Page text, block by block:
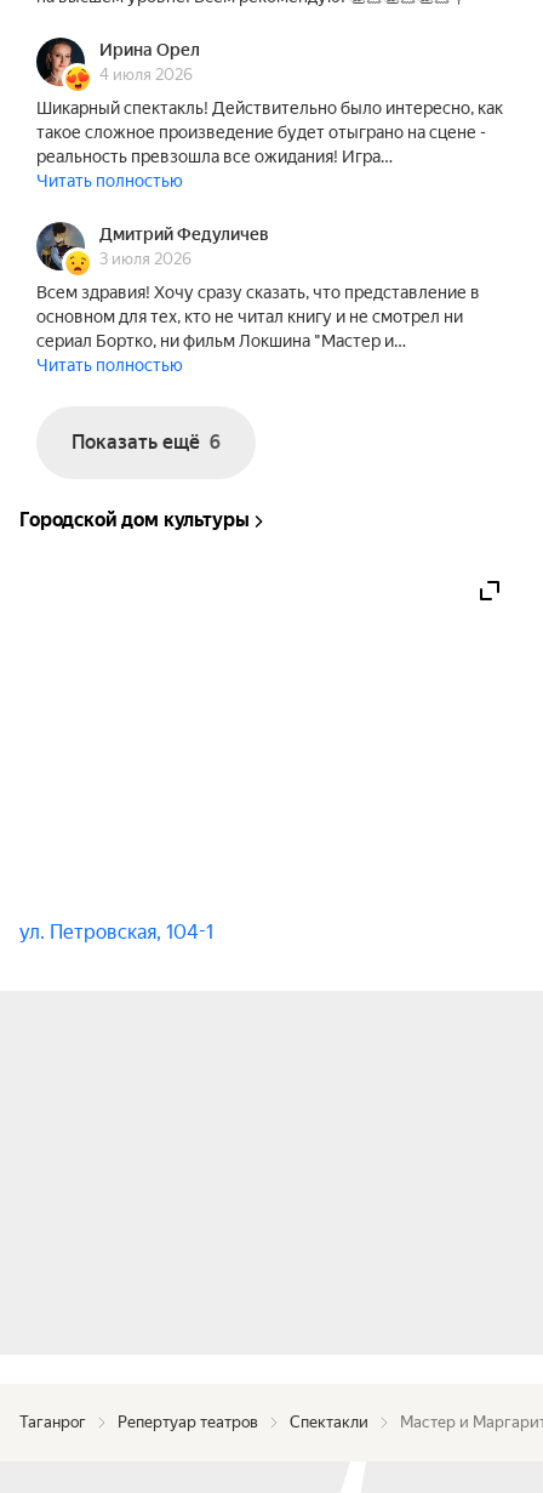
Спектакль «Мастер и Маргарита» уже 20 лет
радует зрителей и заслужил репутацию самого
популярного в странах СНГ и за рубежом. Он
стал подлинным шедевром искусства театра
двадцать первого века.
изменения без дополнительного уведомления.
Продолжительность : 2 часа 20 минут с учетом 1
антракта.
Ирина Орел
4 июля 2026
Шикарный спектакль! Действительно было интересно, как
такое сложное произведение будет отыграно на сцене -
реальность превзошла все ожидания! Игра…
Читать полностью
Дмитрий Федуличев
3 июля 2026
Всем здравия! Хочу сразу сказать, что представление в
основном для тех, кто не читал книгу и не смотрел ни
сериал Бортко, ни фильм Локшина "Мастер и…
Читать полностью
Показать ещё 6
Городской дом культуры
ул. Петровская, 104-1
Таганрог Репертуар театров Спектакли Мастер и